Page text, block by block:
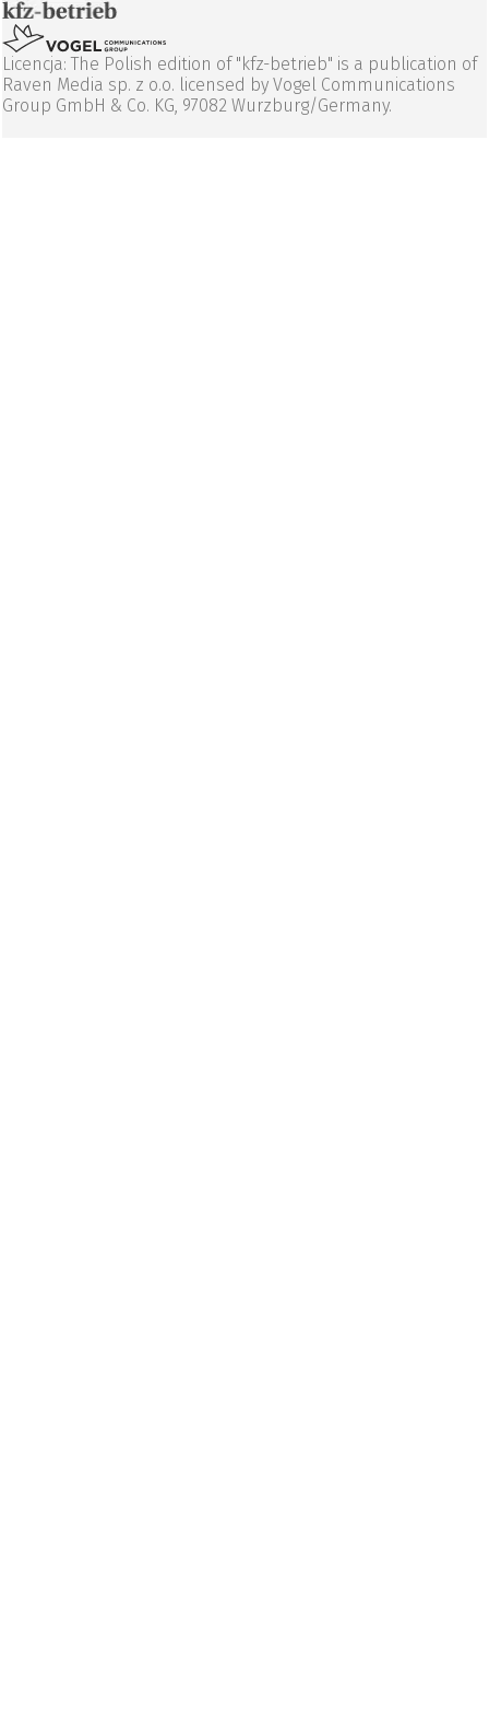
Licencja: The Polish edition of "kfz-betrieb" is a publication of
Raven Media sp. z o.o. licensed by Vogel Communications
Group GmbH & Co. KG, 97082 Wurzburg/Germany.